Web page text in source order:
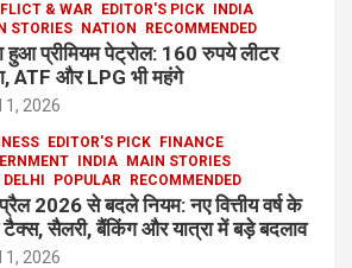
& WAR EDITOR'S PICK
INDIA
STORIES
NATION RECOMMENDED
हुआ प्रीमियम पेट्रोल: 160 रुपये लीटर
ATF और LPG भी महंगे
1, 2026
EDITOR'S PICK
FINANCE
INDIA
MAIN STORIES
POPULAR RECOMMENDED
2026 से बदले नियम: नए वित्तीय वर्ष के
सैलरी, बैंकिंग और यात्रा में बड़े बदलाव
1, 2026